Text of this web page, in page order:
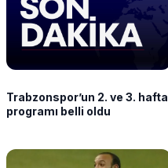
Trabzonspor’un 2. ve 3. hafta
programı belli oldu